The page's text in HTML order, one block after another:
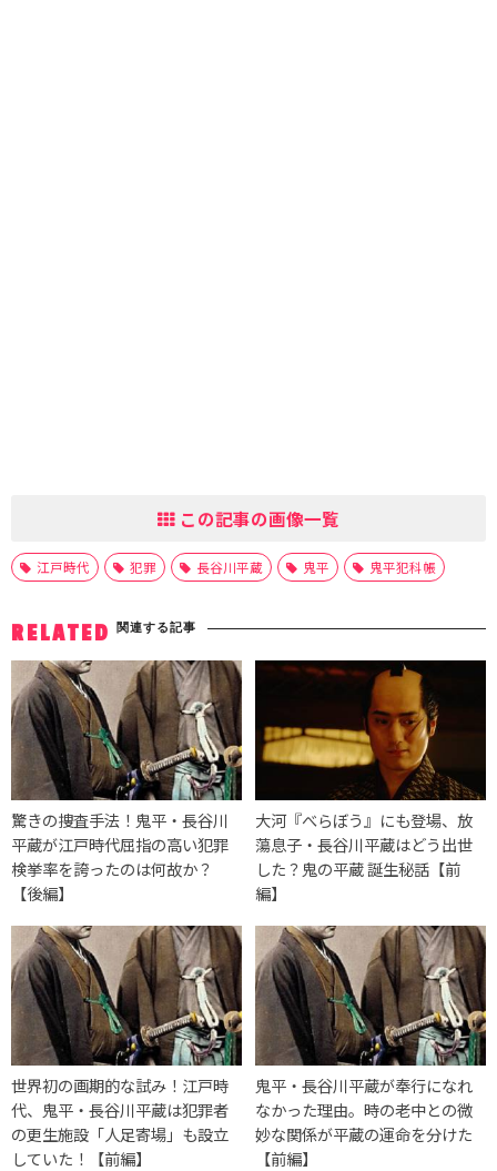
この記事の画像一覧
江戸時代 犯罪 長谷川平蔵 鬼平 鬼平犯科帳
RELATED 関連する記事
驚きの捜査手法！鬼平・長谷川
平蔵が江戸時代屈指の高い犯罪
検挙率を誇ったのは何故か？
【後編】
大河『べらぼう』にも登場、放
蕩息子・長谷川平蔵はどう出世
した？鬼の平蔵 誕生秘話【前
編】
世界初の画期的な試み！江戸時
代、鬼平・長谷川平蔵は犯罪者
の更生施設「人足寄場」も設立
していた！【前編】
鬼平・長谷川平蔵が奉行になれ
なかった理由。時の老中との微
妙な関係が平蔵の運命を分けた
【前編】